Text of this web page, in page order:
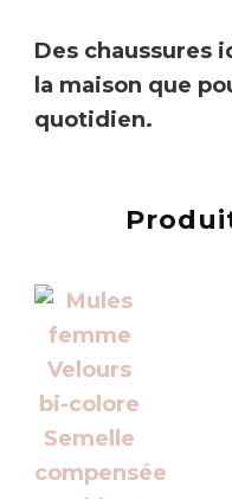
Des chaussures
la maison que
quotidien.